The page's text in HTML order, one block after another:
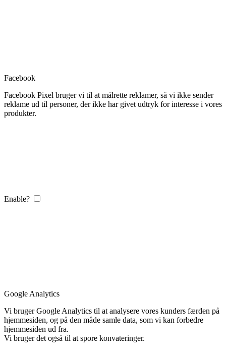
Facebook
Facebook Pixel bruger vi til at målrette reklamer, så vi ikke sender
reklame ud til personer, der ikke har givet udtryk for interesse i vores
produkter.
Enable?
Google Analytics
Vi bruger Google Analytics til at analysere vores kunders færden på
hjemmesiden, og på den måde samle data, som vi kan forbedre
hjemmesiden ud fra.
Vi bruger det også til at spore konvateringer.